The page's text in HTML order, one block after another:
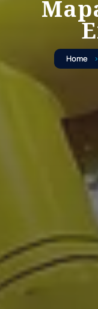
Home